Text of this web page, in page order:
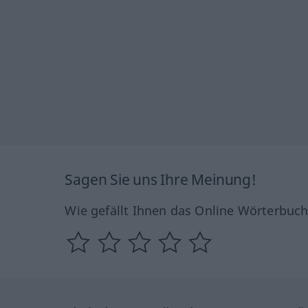
Sagen Sie uns Ihre Meinung!
Wie gefällt Ihnen das Online